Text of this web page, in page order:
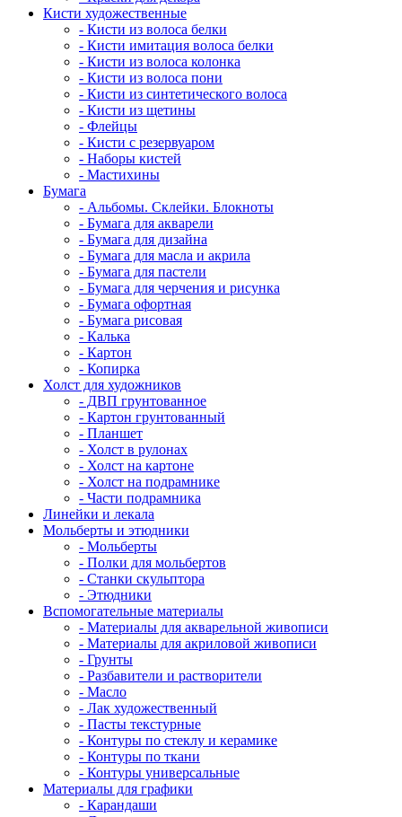
Кисти художественные
- Кисти из волоса белки
- Кисти имитация волоса белки
- Кисти из волоса колонка
- Кисти из волоса пони
- Кисти из синтетического волоса
- Кисти из щетины
- Флейцы
- Кисти с резервуаром
- Наборы кистей
- Мастихины
Бумага
- Альбомы. Склейки. Блокноты
- Бумага для акварели
- Бумага для дизайна
- Бумага для масла и акрила
- Бумага для пастели
- Бумага для черчения и рисунка
- Бумага офортная
- Бумага рисовая
- Калька
- Картон
- Копирка
Холст для художников
- ДВП грунтованное
- Картон грунтованный
- Планшет
- Холст в рулонах
- Холст на картоне
- Холст на подрамнике
- Части подрамника
Линейки и лекала
Мольберты и этюдники
- Мольберты
- Полки для мольбертов
- Станки скульптора
- Этюдники
Вспомогательные материалы
- Материалы для акварельной живописи
- Материалы для акриловой живописи
- Грунты
- Разбавители и растворители
- Масло
- Лак художественный
- Пасты текстурные
- Контуры по стеклу и керамике
- Контуры по ткани
- Контуры универсальные
Материалы для графики
- Карандаши